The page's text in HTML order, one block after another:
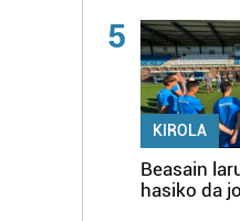
5
KIROLA
Beasain
hasiko da